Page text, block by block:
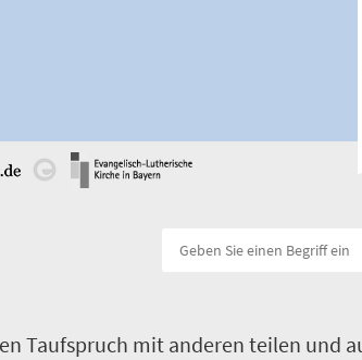
Taufspruch mit anderen teilen und